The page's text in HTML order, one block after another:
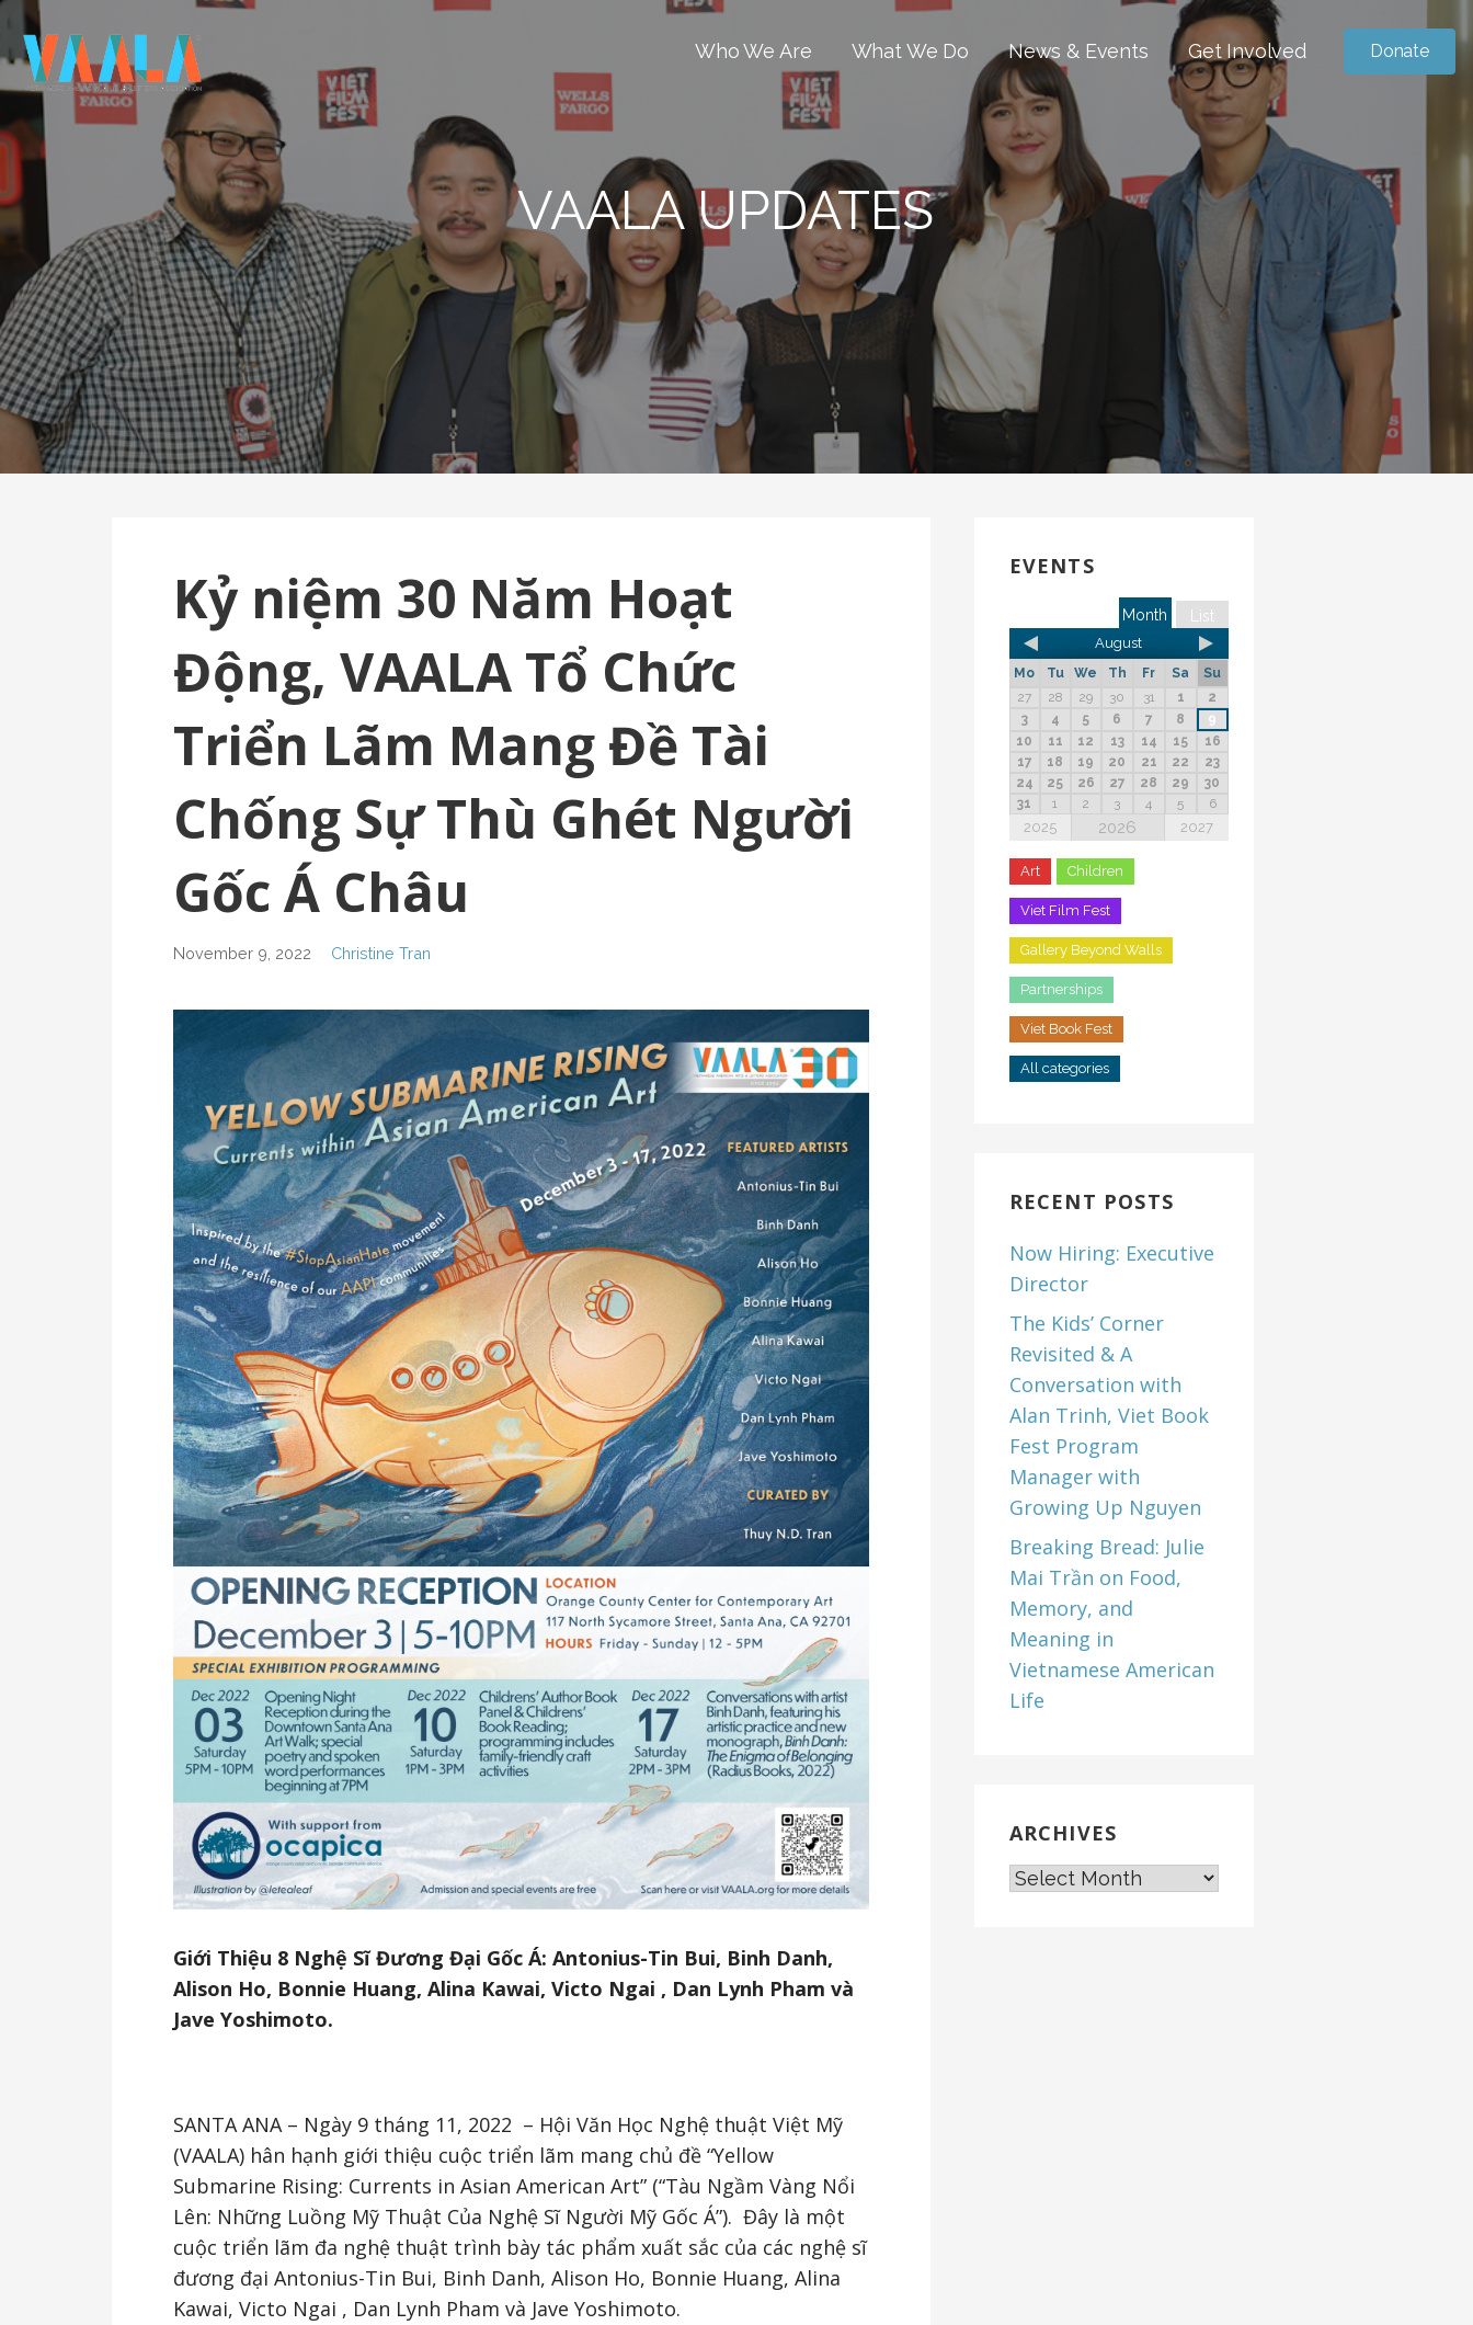
VAALA
To connect and enrich communities through Vietnamese art and culture
Who We Are What We Do News & Events Get Involved Donate
VAALA UPDATES
Kỷ niệm 30 Năm Hoạt
Động, VAALA Tổ Chức
Triển Lãm Mang Đề Tài
Chống Sự Thù Ghét Người
Gốc Á Châu
November 9, 2022 Christine Tran
Giới Thiệu 8 Nghệ Sĩ Đương Đại Gốc Á: Antonius-Tin Bui, Binh Danh,
Alison Ho, Bonnie Huang, Alina Kawai, Victo Ngai , Dan Lynh Pham và
Jave Yoshimoto.
SANTA ANA – Ngày 9 tháng 11, 2022 – Hội Văn Học Nghệ thuật Việt Mỹ
(VAALA) hân hạnh giới thiệu cuộc triển lãm mang chủ đề “Yellow
Submarine Rising: Currents in Asian American Art” (“Tàu Ngầm Vàng Nổi
Lên: Những Luồng Mỹ Thuật Của Nghệ Sĩ Người Mỹ Gốc Á”). Đây là một
cuộc triển lãm đa nghệ thuật trình bày tác phẩm xuất sắc của các nghệ sĩ
đương đại Antonius-Tin Bui, Binh Danh, Alison Ho, Bonnie Huang, Alina
Kawai, Victo Ngai , Dan Lynh Pham và Jave Yoshimoto.
EVENTS
List
Month
August
Mo Tu We Th Fr Sa
Su
27
28 29 30 31 1
2
3
4 5 6 7 8
9
10
11 12 13 14 15
16
17
18 19 20 21 22
23
24
25 26 27 28 29
30
31
1 2 3 4 5 6
2025 2026 2027
Art Children
Viet Film Fest
Gallery Beyond Walls
Partnerships
Viet Book Fest
All categories
RECENT POSTS
Now Hiring: Executive
Director
The Kids’ Corner
Revisited & A
Conversation with
Alan Trinh, Viet Book
Fest Program
Manager with
Growing Up Nguyen
Breaking Bread: Julie
Mai Trần on Food,
Memory, and
Meaning in
Vietnamese American
Life
ARCHIVES